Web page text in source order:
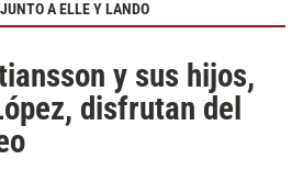
A ELLE Y LANDO
y sus hijos,
disfrutan del